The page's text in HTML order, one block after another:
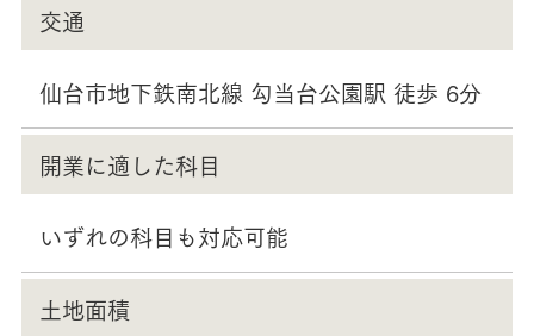
交通
仙台市地下鉄南北線 勾当台公園駅 徒歩 6分
開業に適した科目
いずれの科目も対応可能
土地面積